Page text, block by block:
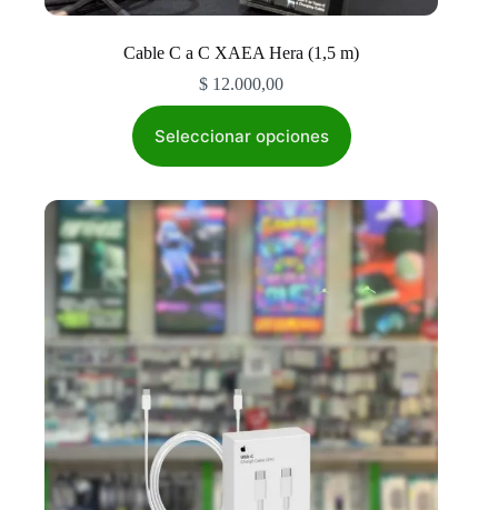
Cable C a C XAEA Hera (1,5 m)
$ 12.000,00
Seleccionar opciones
producto
Las
opciones
se
pueden
elegir
en
la
página
de
producto